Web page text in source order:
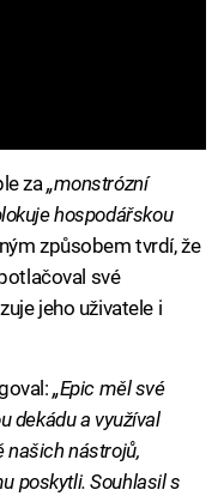
za„monstrózní
hospodářskou
způsobem tvrdí, že
své
jeho uživatele i
„Epic měl své
dekádu a využíval
našich nástrojů,
poskytli. Souhlasil s